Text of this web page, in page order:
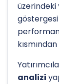
üzerindeki
göstergesi
analizi